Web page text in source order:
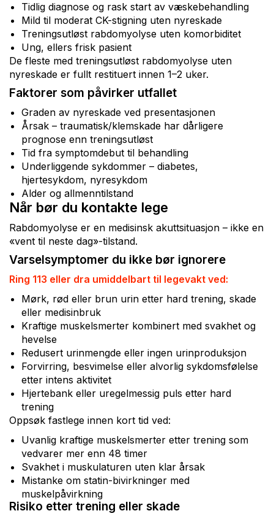
Tidlig diagnose og rask start av væskebehandling
Mild til moderat CK-stigning uten nyreskade
Treningsutløst rabdomyolyse uten komorbiditet
Ung, ellers frisk pasient
De fleste med treningsutløst rabdomyolyse uten
nyreskade er fullt restituert innen 1–2 uker.
Faktorer som påvirker utfallet
Graden av nyreskade ved presentasjonen
Årsak – traumatisk/klemskade har dårligere
prognose enn treningsutløst
Tid fra symptomdebut til behandling
Underliggende sykdommer – diabetes,
hjertesykdom, nyresykdom
Alder og allmenntilstand
Når bør du kontakte lege
Rabdomyolyse er en medisinsk akuttsituasjon – ikke en
«vent til neste dag»-tilstand.
Varselsymptomer du ikke bør ignorere
Ring 113 eller dra umiddelbart til legevakt ved:
Mørk, rød eller brun urin etter hard trening, skade
eller medisinbruk
Kraftige muskelsmerter kombinert med svakhet og
hevelse
Redusert urinmengde eller ingen urinproduksjon
Forvirring, besvimelse eller alvorlig sykdomsfølelse
etter intens aktivitet
Hjertebank eller uregelmessig puls etter hard
trening
Oppsøk fastlege innen kort tid ved:
Uvanlig kraftige muskelsmerter etter trening som
vedvarer mer enn 48 timer
Svakhet i muskulaturen uten klar årsak
Mistanke om statin-bivirkninger med
muskelpåvirkning
Risiko etter trening eller skade